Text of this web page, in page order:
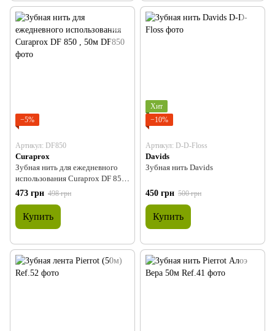
−5%
Артикул: DF850
Curaprox
Зубная нить для ежедневного
использования Curaprox DF 850 ,
50м
473 грн 498 грн
Купить
Хит
−10%
Артикул: D-D-Floss
Davids
Зубная нить Davids
450 грн 500 грн
Купить